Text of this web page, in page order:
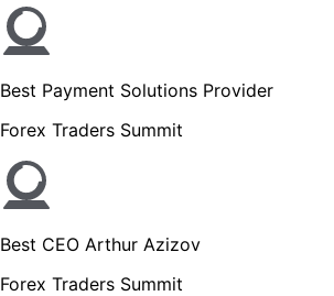
Best Payment Solutions Provider
Forex Traders Summit
Best CEO Arthur Azizov
Forex Traders Summit